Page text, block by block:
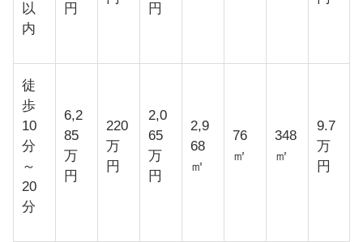
以
内
円 円
徒
歩
10
分
～
20
分
6,2
85
万
円
220
万
円
2,0
65
万
円
2,9
68
㎡
76
㎡
348
㎡
9.7
万
円